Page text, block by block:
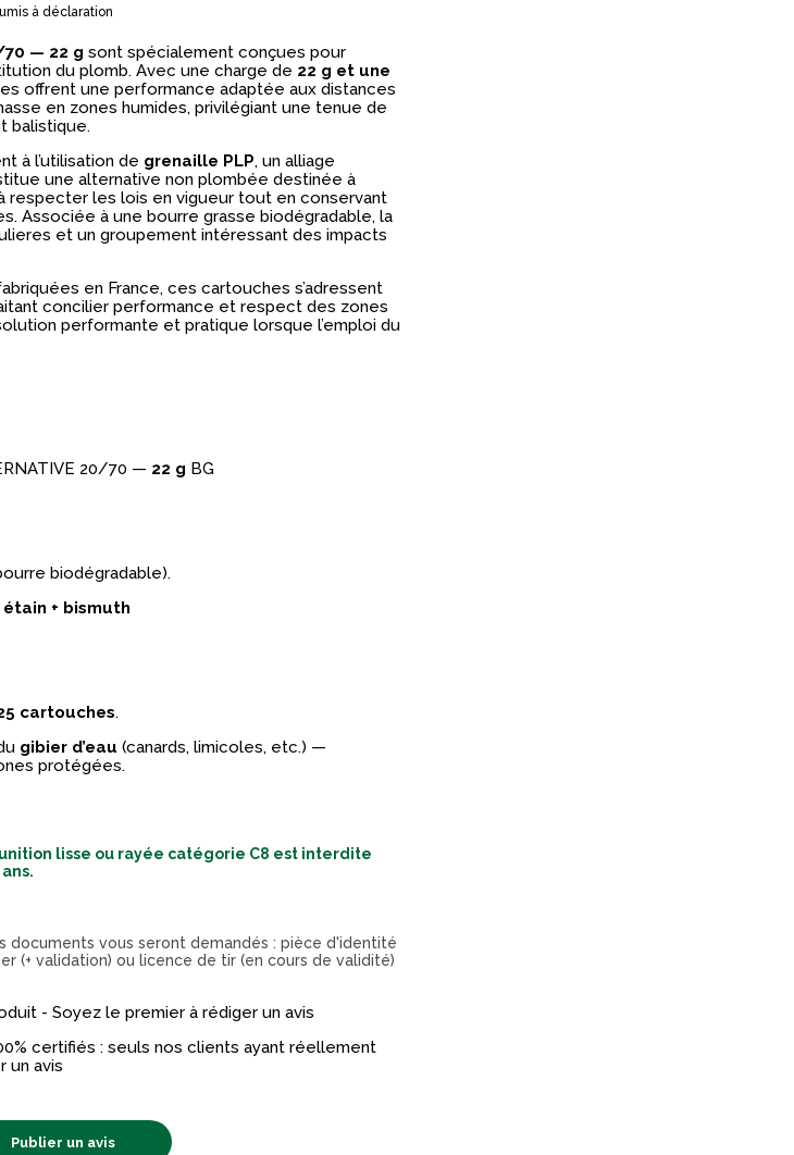
à déclaration
70 — 22 g sont spécialement conçues pour
du plomb. Avec une charge de 22 g et une
offrent une performance adaptée aux distances
en zones humides, privilégiant une tenue de
balistique.
à l’utilisation de grenaille PLP, un alliage
une alternative non plombée destinée à
respecter les lois en vigueur tout en conservant
Associée à une bourre grasse biodégradable, la
et un groupement intéressant des impacts
en France, ces cartouches s’adressent
concilier performance et respect des zones
performante et pratique lorsque l’emploi du
20/70 — 22 g BG
biodégradable).
étain + bismuth
cartouches.
gibier d’eau (canards, limicoles, etc.) —
protégées.
lisse ou rayée catégorie C8 est interdite
documents vous seront demandés : pièce d'identité
(+ validation) ou licence de tir (en cours de validité)
- Soyez le premier à rédiger un avis
certifiés : seuls nos clients ayant réellement
un avis
Publier un avis